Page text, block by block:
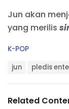
Jun akan
yang merilis
C
r
K-POP
a
:
jun pledis
Related